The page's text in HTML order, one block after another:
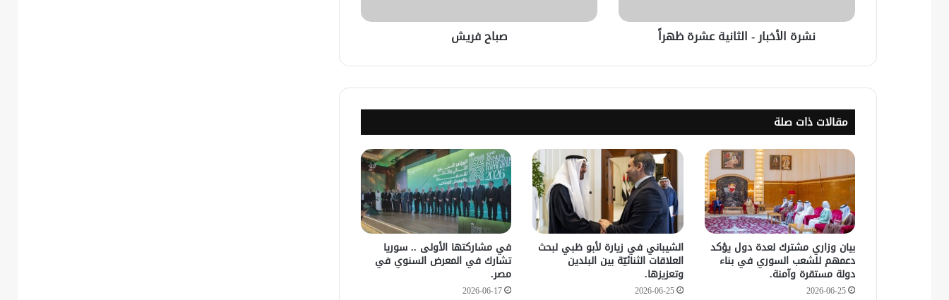
الشيخ غربي دمشق ويبني مستشفى
شخص أثناء ملاحقته في دمشق
سليمان عبد الباقي مدير أمن السويداء
يكشف سبب انفجار مركبة على طريق
دمشق
في زيارته الأولى .. الرئيس الفرنسي
يصل إلى سوريا.
نشرة الأخبار - الثانية عشرة ظهراً صباح فريش
مقالات ذات صلة
بيان وزاري مشترك لعدة دول يؤكد
دعمهم للشعب السوري في بناء
دولة مستقرة وآمنة.
2026-06-25
الشيباني في زيارة لأبو ظبي لبحث
العلاقات الثنائيّة بين البلدين
وتعزيزها.
2026-06-25
في مشاركتها الأولى .. سوريا
تشارك في المعرض السنوي في
مصر.
2026-06-17